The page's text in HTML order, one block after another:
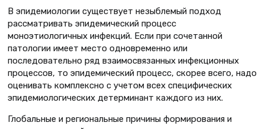
В эпидемиологии существует незыблемый подход
рассматривать эпидемический процесс
моноэтиологичных инфекций. Если при сочетанной
патологии имеет место одновременно или
последовательно ряд взаимосвязанных инфекционных
процессов, то эпидемический процесс, скорее всего, надо
оценивать комплексно с учетом всех специфических
эпидемиологических детерминант каждого из них.
Глобальные и региональные причины формирования и